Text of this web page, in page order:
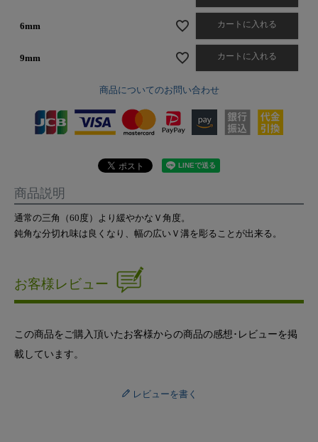
6mm カートに入れる
9mm カートに入れる
商品についてのお問い合わせ
商品説明
通常の三角（60度）より緩やかなＶ角度。
鈍角な分切れ味は良くなり、幅の広いＶ溝を彫ることが出来る。
お客様レビュー
この商品をご購入頂いたお客様からの商品の感想･レビューを掲
載しています。
レビューを書く